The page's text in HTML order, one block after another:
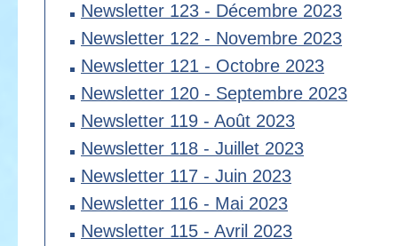
Newsletter 123 - Décembre 2023
Newsletter 122 - Novembre 2023
Newsletter 121 - Octobre 2023
Newsletter 120 - Septembre 2023
Newsletter 119 - Août 2023
Newsletter 118 - Juillet 2023
Newsletter 117 - Juin 2023
Newsletter 116 - Mai 2023
Newsletter 115 - Avril 2023